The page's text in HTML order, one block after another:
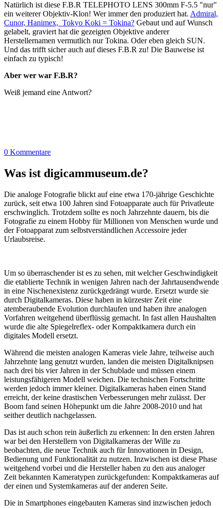
Natürlich ist diese F.B.R TELEPHOTO LENS 300mm F-5.5 "nur"
ein weiterer Objektiv-Klon! Wer immer den produziert hat. Admiral,
Cunor, Hanimex, Tokyo Koki = Tokina? Gebaut und auf Wunsch
gelabelt, graviert hat die gezeigten Objektive anderer
Herstellernamen vermutlich nur Tokina. Oder eben gleich SUN.
Und das trifft sicher auch auf dieses F.B.R zu! Die Bauweise ist
einfach zu typisch!
Aber wer war F.B.R?
Weiß jemand eine Antwort?
0 Kommentare
Was ist digicammuseum.de?
Die analoge Fotografie blickt auf eine etwa 170-jährige Geschichte
zurück, seit etwa 100 Jahren sind Fotoapparate auch für Privatleute
erschwinglich. Trotzdem sollte es noch Jahrzehnte dauern, bis die
Fotografie zu einem Hobby für Millionen von Menschen wurde und
der Fotoapparat zum selbstverständlichen Accessoire jeder
Urlaubsreise.
Um so überraschender ist es zu sehen, mit welcher Geschwindigkeit
die etablierte Technik in wenigen Jahren nach der Jahrtausendwende
in eine Nischenexistenz zurückgedrängt wurde. Ersetzt wurde sie
durch Digitalkameras. Diese haben in kürzester Zeit eine
atemberaubende Evolution durchlaufen und haben ihre analogen
Vorfahren weitgehend überflüssig gemacht. In fast allen Haushalten
wurde die alte Spiegelreflex- oder Kompaktkamera durch ein
digitales Modell ersetzt.
Während die meisten analogen Kameras viele Jahre, teilweise auch
Jahrzehnte lang genutzt wurden, landen die meisten Digitalknipsen
nach drei bis vier Jahren in der Schublade und müssen einem
leistungsfähigeren Modell weichen. Die technischen Fortschritte
werden jedoch immer kleiner. Digitalkameras haben einen Stand
erreicht, der keine drastischen Verbesserungen mehr zulässt. Der
Boom fand seinen Höhepunkt um die Jahre 2008-2010 und hat
seither deutlich nachgelassen.
Das ist auch schon rein äußerlich zu erkennen: In den ersten Jahren
war bei den Herstellern von Digitalkameras der Wille zu
beobachten, die neue Technik auch für Innovationen in Design,
Bedienung und Funktionalität zu nutzen. Inzwischen ist diese Phase
weitgehend vorbei und die Hersteller haben zu den aus analoger
Zeit bekannten Kameratypen zurückgefunden: Kompaktkameras auf
der einen und Systemkameras auf der anderen Seite.
Die in Smartphones eingebauten Kameras sind inzwischen jedoch